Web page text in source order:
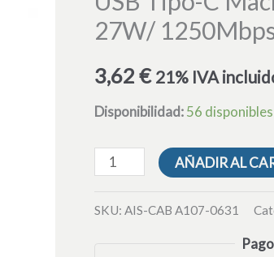
27W/
3,62 € 21% IVA
Disponibilidad:56 disponibles
Aisens
A107-
USB
Tipo-
Macho
USB
AÑADIR AL
SKU: AIS-CAB A107-0631